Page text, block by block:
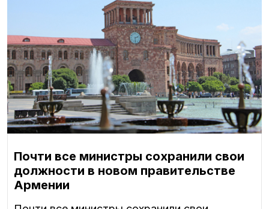
Почти все министры сохранили свои
должности в новом правительстве
Армении